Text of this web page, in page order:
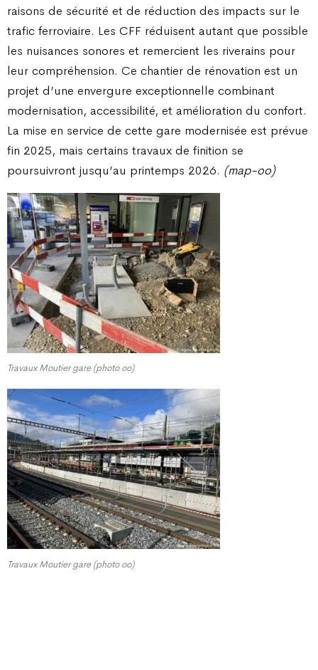
raisons de sécurité et de réduction des impacts sur le
trafic ferroviaire. Les CFF réduisent autant que possible
les nuisances sonores et remercient les riverains pour
leur compréhension. Ce chantier de rénovation est un
projet d’une envergure exceptionnelle combinant
modernisation, accessibilité, et amélioration du confort.
La mise en service de cette gare modernisée est prévue
fin 2025, mais certains travaux de finition se
poursuivront jusqu’au printemps 2026. (map-oo)
Travaux Moutier gare (photo oo)
Travaux Moutier gare (photo oo)